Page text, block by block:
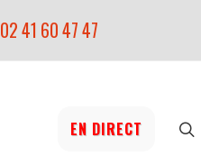
02 41 60 47 47
EN DIRECT